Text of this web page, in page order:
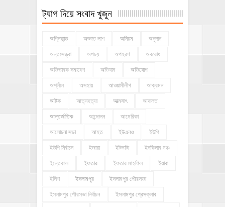
ট্যাগ দিয়ে সংবাদ খুজুন
অগ্নিকান্ড অজ্ঞাত লাশ অনিয়ম অনুদান
অন্তঃসত্ত্বা অপচয় অপহরণ অবরোধ
অভিভাবক সমাবেশ অভিযান অভিযোগ
অশ্লীল অসহায় আওয়ামীলীগ আক্রমন
আটক আত্নহত্যা আত্মসাৎ আদালত
আন্তর্জাতিক আন্দোলন আমেরিকা
আলোচনা সভা আহত ইউএনও ইউপি
ইউপি নির্বাচন ইজারা ইটভাটা ইনকিলাব মঞ্চ
ইন্তেকাল ইফতার ইফতার মাহফিল ইয়াবা
ইলিশ ইসলামপুর ইসলামপুর পৌরসভা
ইসলামপুর পৌরসভা নির্বাচন ইসলামপুর প্রেসক্লাব